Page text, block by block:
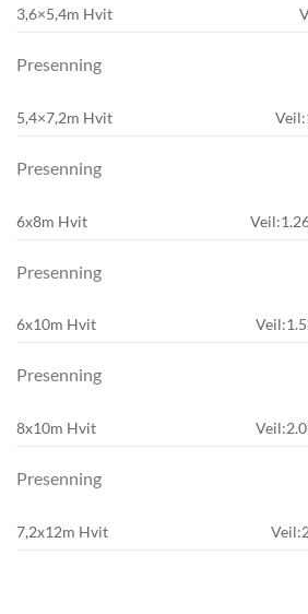
3,6×5,4m Hvit
Presenning
5,4×7,2m Hvit
Presenning
6x8m Hvit
Presenning
6x10m Hvit
Presenning
8x10m Hvit
Presenning
7,2x12m Hvit